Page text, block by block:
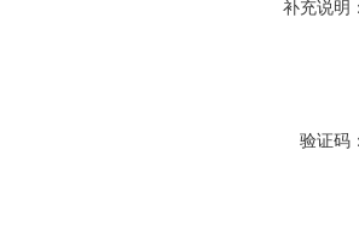
补充说明
验证码